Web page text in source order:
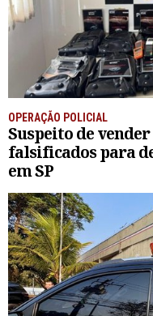
OPERAÇÃO POLICIAL
Suspeito de
falsificados para
em SP